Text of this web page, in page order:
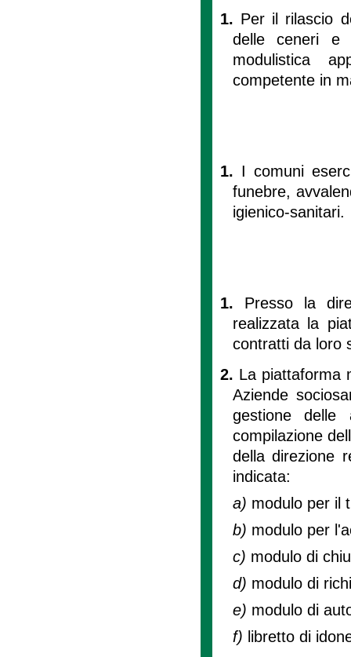
1. Per il rilascio
delle ceneri e
modulistica
competente in
1. I comuni
funebre,
igienico-sanitari.
1. Presso la
realizzata la
contratti da loro
2. La piattaforma
Aziende
gestione delle
compilazione
della direzione
indicata:
a) modulo per il
b) modulo per
c) modulo di
d) modulo di
e) modulo di
f) libretto di